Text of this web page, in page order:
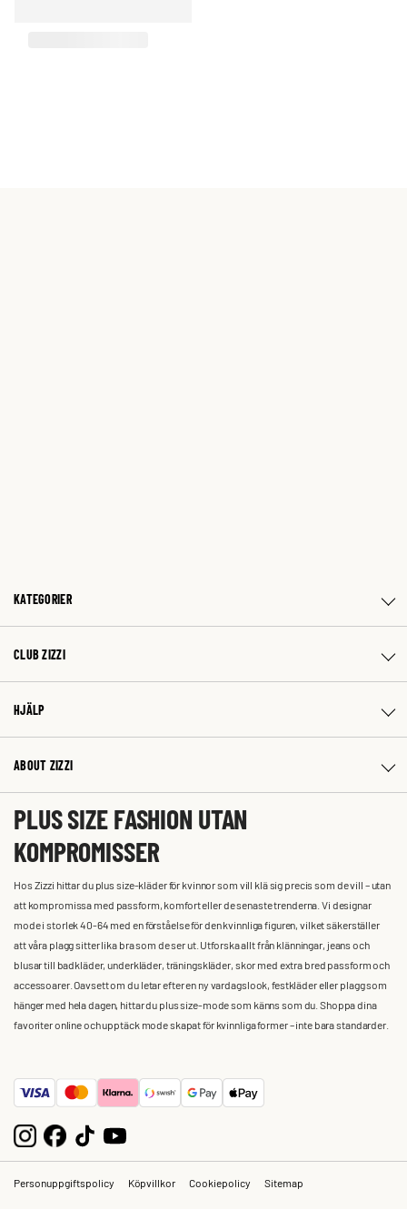
KATEGORIER
CLUB ZIZZI
HJÄLP
ABOUT ZIZZI
PLUS SIZE FASHION UTAN
KOMPROMISSER
Hos Zizzi hittar du plus size-kläder för kvinnor som vill klä sig precis som de vill – utan
att kompromissa med passform, komfort eller de senaste trenderna. Vi designar
mode i storlek 40-64 med en förståelse för den kvinnliga figuren, vilket säkerställer
att våra plagg sitter lika bra som de ser ut. Utforska allt från klänningar, jeans och
blusar till badkläder, underkläder, träningskläder, skor med extra bred passform och
accessoarer. Oavsett om du letar efter en ny vardagslook, festkläder eller plagg som
hänger med hela dagen, hittar du plus size-mode som känns som du. Shoppa dina
favoriter online och upptäck mode skapat för kvinnliga former – inte bara standarder.
Personuppgiftspolicy Köpvillkor Cookiepolicy Sitemap